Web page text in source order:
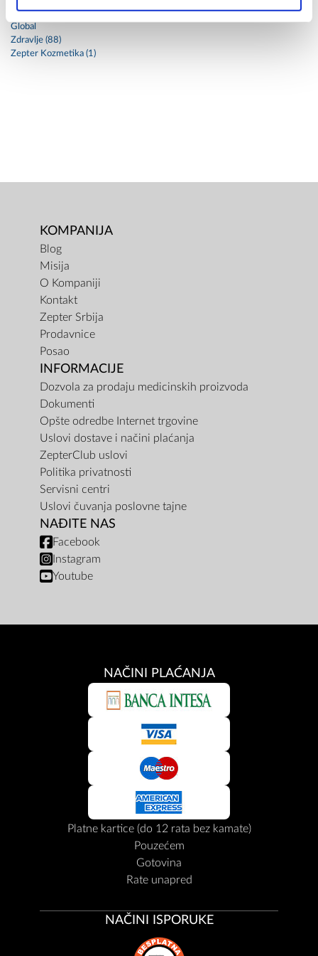
Artzept (3)
Global
Zdravlje (88)
Zepter Kozmetika (1)
KOMPANIJA
Blog
Misija
O Kompaniji
Kontakt
Zepter Srbija
Prodavnice
Posao
INFORMACIJE
Dozvola za prodaju medicinskih proizvoda
Dokumenti
Opšte odredbe Internet trgovine
Uslovi dostave i načini plaćanja
ZepterClub uslovi
Politika privatnosti
Servisni centri
Uslovi čuvanja poslovne tajne
NAĐITE NAS
Facebook
Instagram
Youtube
NAČINI PLAĆANJA
Platne kartice (do 12 rata bez kamate)
Pouzećem
Gotovina
Rate unapred
NAČINI ISPORUKE